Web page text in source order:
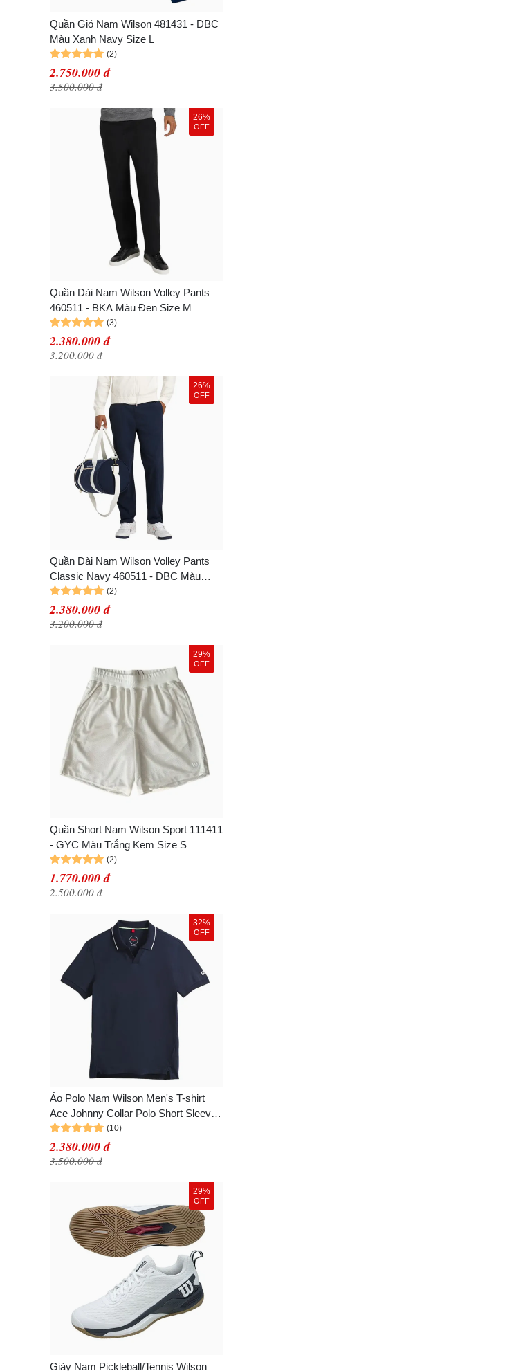
Quần Gió Nam Wilson 481431 - DBC
Màu Xanh Navy Size L
2.750.000 đ
3.500.000 đ
26%
OFF
Quần Dài Nam Wilson Volley Pants
460511 - BKA Màu Đen Size M
2.380.000 đ
3.200.000 đ
26%
OFF
Quần Dài Nam Wilson Volley Pants
Classic Navy 460511 - DBC Màu
Xanh Đậm Size S
2.380.000 đ
3.200.000 đ
29%
OFF
Quần Short Nam Wilson Sport 111411
- GYC Màu Trắng Kem Size S
1.770.000 đ
2.500.000 đ
32%
OFF
Áo Polo Nam Wilson Men's T-shirt
Ace Johnny Collar Polo Short Sleeve
TPS83 - DBC Màu Xanh Đen Size M
2.380.000 đ
3.500.000 đ
29%
OFF
Giày Nam Pickleball/Tennis Wilson